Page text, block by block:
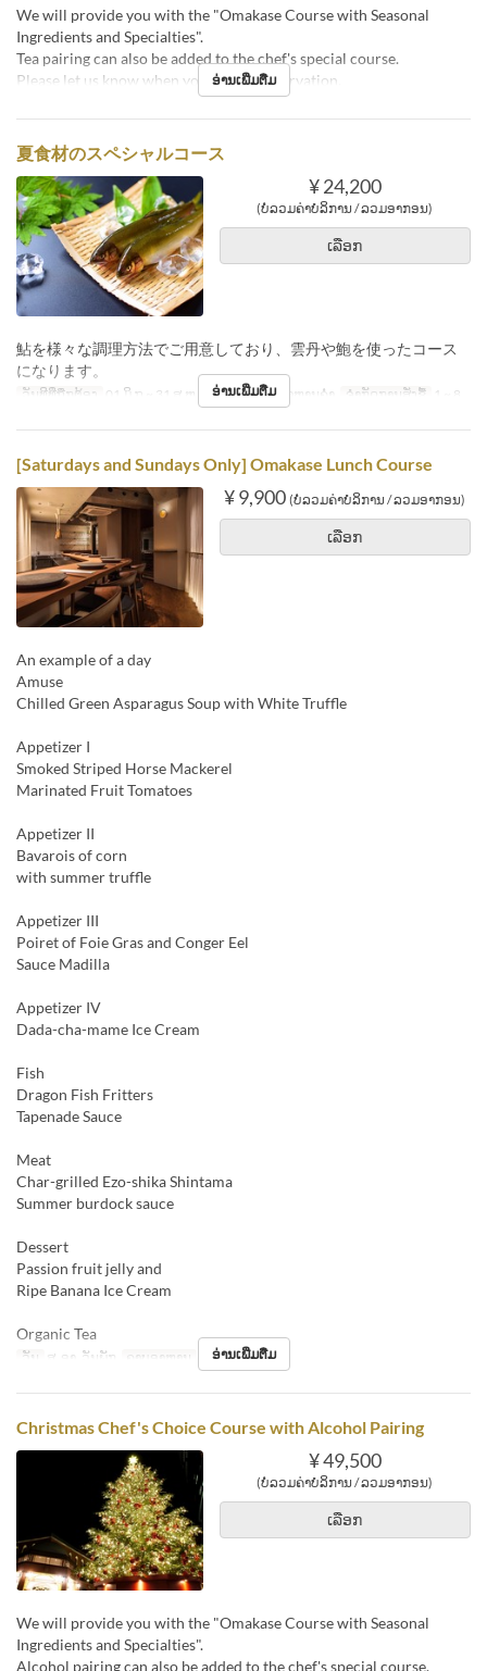
We will provide you with the "Omakase Course with Seasonal
Ingredients and Specialties".
Tea pairing can also be added to the chef's special course.
Please let us know when you make a reservation.
ອ່ານເພີ່ມຕື່ມ
夏食材のスペシャルコース
¥ 24,200
(ບໍ່ລວມຄ່າບໍລິການ / ລວມອາກອນ)
ເລືອກ
鮎を様々な調理方法でご用意しており、雲丹や鮑を使ったコース
になります。
ວັນທີທີ່ຖືກຕ້ອງ 01 ມິ.ຖ ~ 31 ສ.ຫ ຄາບອາຫານ ອາຫານຄ່ຳ ຈຳກັດການສັ່ງຊື້ 1 ~ 8
ອ່ານເພີ່ມຕື່ມ
[Saturdays and Sundays Only] Omakase Lunch Course
¥ 9,900 (ບໍ່ລວມຄ່າບໍລິການ / ລວມອາກອນ)
ເລືອກ
An example of a day
Amuse
Chilled Green Asparagus Soup with White Truffle
Appetizer I
Smoked Striped Horse Mackerel
Marinated Fruit Tomatoes
Appetizer II
Bavarois of corn
with summer truffle
Appetizer III
Poiret of Foie Gras and Conger Eel
Sauce Madilla
Appetizer IV
Dada-cha-mame Ice Cream
Fish
Dragon Fish Fritters
Tapenade Sauce
Meat
Char-grilled Ezo-shika Shintama
Summer burdock sauce
Dessert
Passion fruit jelly and
Ripe Banana Ice Cream
Organic Tea
ວັນ ສ, ອາ, ວັນພັກ ຄາບອາຫານ ອາຫານທ່ຽງ
ອ່ານເພີ່ມຕື່ມ
Christmas Chef's Choice Course with Alcohol Pairing
¥ 49,500
(ບໍ່ລວມຄ່າບໍລິການ / ລວມອາກອນ)
ເລືອກ
We will provide you with the "Omakase Course with Seasonal
Ingredients and Specialties".
Alcohol pairing can also be added to the chef's special course.